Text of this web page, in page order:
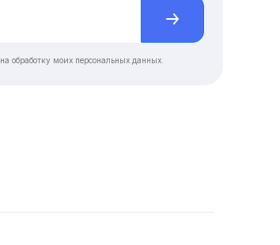
на обработку моих персональных данных.